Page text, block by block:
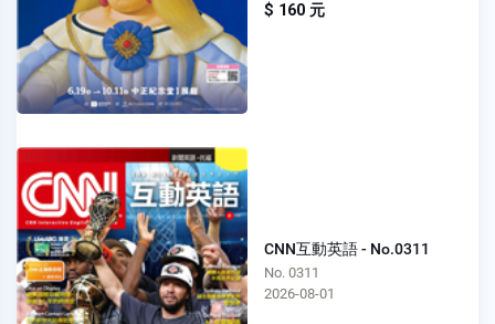
$ 160 元
CNN互動英語 - No.0311
No. 0311
2026-08-01